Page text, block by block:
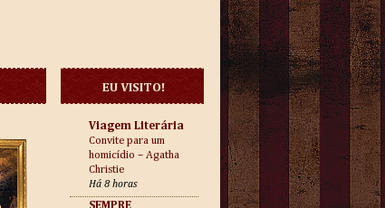
EU VISITO!
Viagem Literária
Convite para um
homicídio – Agatha
Christie
Há 8 horas